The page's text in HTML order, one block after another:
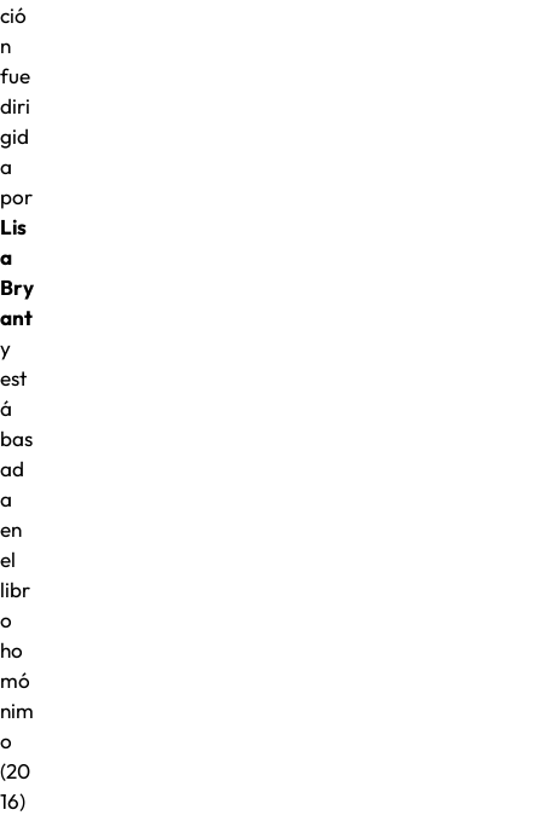
ció
n
fue
diri
gid
a
por
Lis
a
Bry
ant
y
est
á
bas
ad
a
en
el
libr
o
ho
mó
nim
o
(20
16)